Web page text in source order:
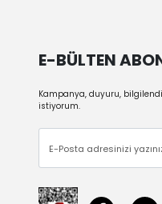
E-BÜLTEN
Kampanya, duyuru,
istiyorum.